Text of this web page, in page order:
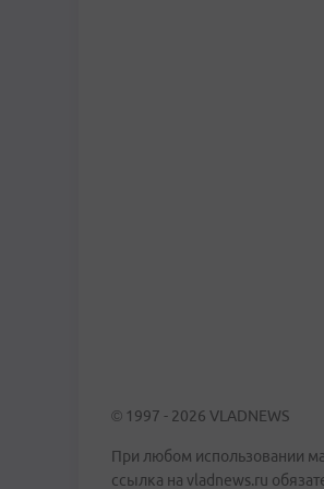
© 1997 - 2026 VLADNEWS
При любом использовании
ссылка на vladnews.ru